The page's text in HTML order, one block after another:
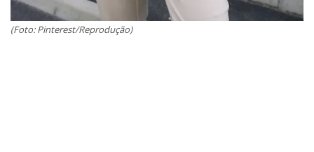
(Foto: Pinterest/Reprodução)